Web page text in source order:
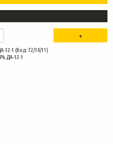
12-1 (Код:72/14/11)